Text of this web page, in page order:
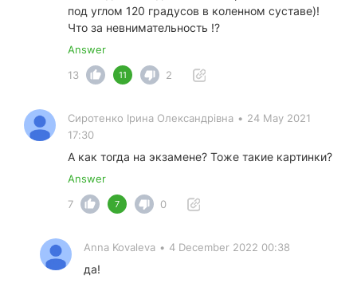
под углом 120 градусов в коленном суставе)!
Что за невнимательность !?
Answer
13
11 2
Сиротенко Ірина Олександрівна • 24 May 2021
17:30
А как тогда на экзамене? Тоже такие картинки?
Answer
7
7 0
Anna Kovaleva • 4 December 2022 00:38
да!